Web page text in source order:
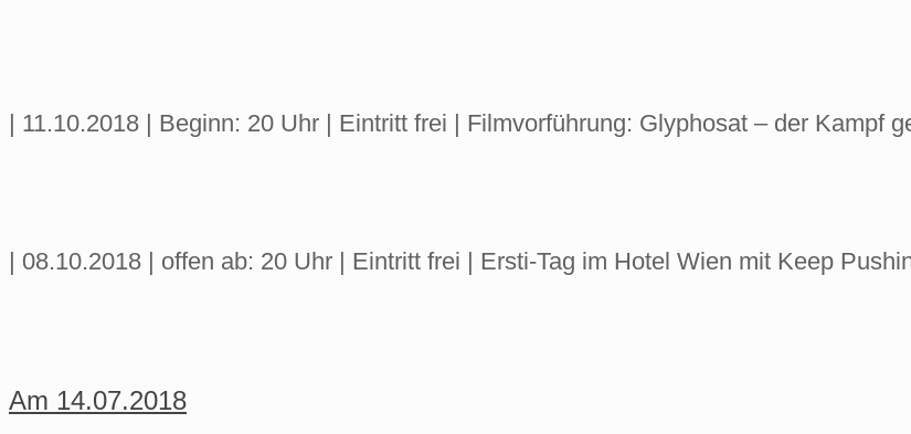
| 11.10.2018 | Beginn: 20 Uhr | Eintritt frei | Filmvorführung: Glyphosat – der Kampf
| 08.10.2018 | offen ab: 20 Uhr | Eintritt frei | Ersti-Tag im Hotel Wien mit Keep
Am 14.07.2018